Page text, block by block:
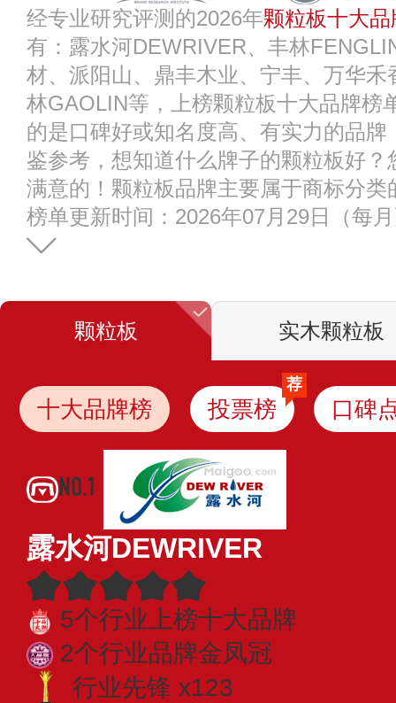
经专业研究评测的2026年颗粒板十大
有：露水河DEWRIVER、丰林
材、派阳山、鼎丰木业、宁丰、万华
林GAOLIN等，上榜颗粒板十大品牌榜
的是口碑好或知名度高、有实力的品
鉴参考，想知道什么牌子的颗粒板好
满意的！颗粒板品牌主要属于商标分类
榜单更新时间：2026年07月29日（每
颗粒板 实木颗粒板
十大品牌榜 投票榜
荐
口碑
NO.1
露水河DEWRIVER
5个行业上榜十大品牌
2个行业品牌金凤冠
行业先锋 x123